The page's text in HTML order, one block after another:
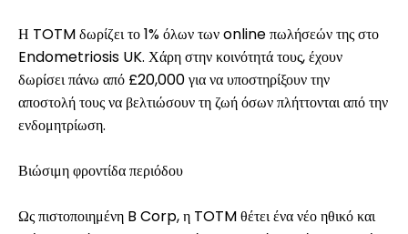
ask@scrambleup.com
+372 712 2955
Η TOTM δωρίζει το 1% όλων των online πωλήσεών της στο
Endometriosis UK. Χάρη στην κοινότητά τους, έχουν
δωρίσει πάνω από £20,000 για να υποστηρίξουν την
αποστολή τους να βελτιώσουν τη ζωή όσων πλήττονται από την
ενδομητρίωση.
Βιώσιμη φροντίδα περιόδου
Ως πιστοποιημένη B Corp, η TOTM θέτει ένα νέο ηθικό και